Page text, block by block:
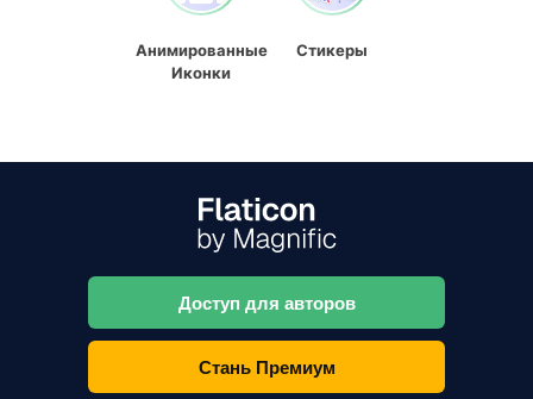
Анимированные
Иконки
Стикеры
Доступ для авторов
Стань Премиум